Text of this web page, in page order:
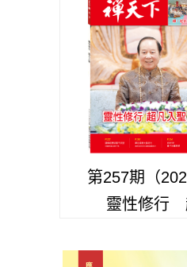
第257期（
靈性修行